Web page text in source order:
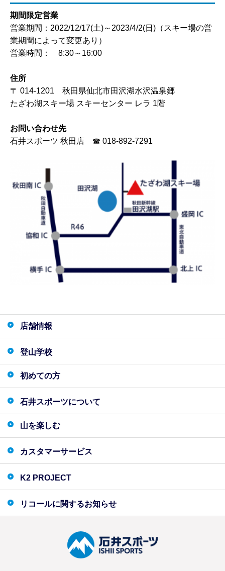
期間限定営業
営業期間：2022/12/17(土)～2023/4/2(日)（スキー場の営
業期間によって変更あり）
営業時間： 8:30～16:00
住所
〒 014-1201 秋田県仙北市田沢湖水沢温泉郷
たざわ湖スキー場 スキーセンター レラ 1階
お問い合わせ先
石井スポーツ 秋田店 ☎ 018-892-7291
店舗情報
登山学校
初めての方
石井スポーツについて
山を楽しむ
カスタマーサービス
K2 PROJECT
リコールに関するお知らせ